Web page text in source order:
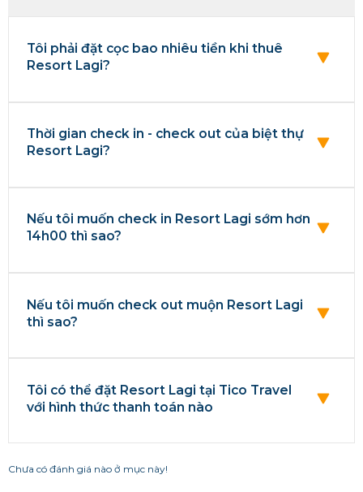
Tôi phải đặt cọc bao nhiêu tiền khi thuê
Resort Lagi?
Thời gian check in - check out của biệt thự
Resort Lagi?
Nếu tôi muốn check in Resort Lagi sớm hơn
14h00 thì sao?
Nếu tôi muốn check out muộn Resort Lagi
thì sao?
Tôi có thể đặt Resort Lagi tại Tico Travel
với hình thức thanh toán nào
Chưa có đánh giá nào ở mục này!